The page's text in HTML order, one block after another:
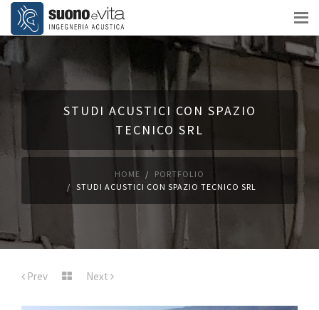
STUDI ACUSTICI CON SPAZIO
TECNICO SRL
HOME
PORTFOLIO
STUDI ACUSTICI CON SPAZIO TECNICO SRL
Prev Next